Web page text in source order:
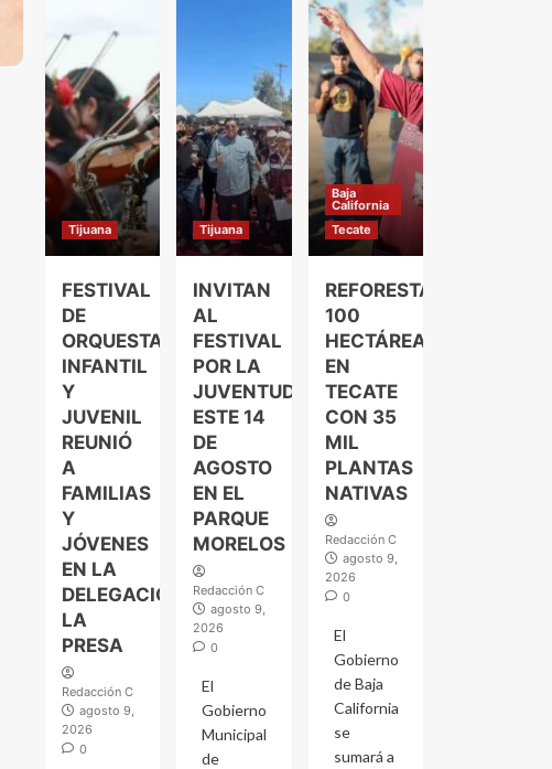
Tijuana
FESTIVAL
DE
ORQUESTA
INFANTIL
Y
JUVENIL
REUNIÓ
A
FAMILIAS
Y
JÓVENES
EN LA
DELEGACIÓN
LA
PRESA
Redacción C
agosto 9,
2026
0
Tijuana
INVITAN
AL
FESTIVAL
POR LA
JUVENTUD
ESTE 14
DE
AGOSTO
EN EL
PARQUE
MORELOS
Redacción C
agosto 9,
2026
0
El
Gobierno
Municipal
de
Baja
California
Tecate
REFORESTARÁ
100
HECTÁREAS
EN
TECATE
CON 35
MIL
PLANTAS
NATIVAS
Redacción C
agosto 9,
2026
0
El
Gobierno
de Baja
California
se
sumará a